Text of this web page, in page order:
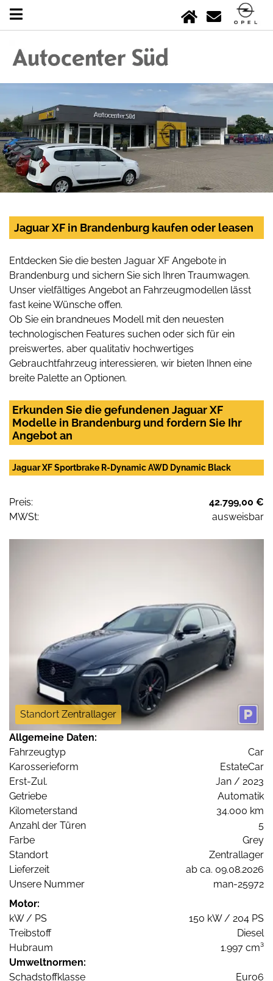
Jaguar XF in Brandenburg kaufen oder leasen
Entdecken Sie die besten Jaguar XF Angebote in
Brandenburg und sichern Sie sich Ihren Traumwagen.
Unser vielfältiges Angebot an Fahrzeugmodellen lässt
fast keine Wünsche offen.
Ob Sie ein brandneues Modell mit den neuesten
technologischen Features suchen oder sich für ein
preiswertes, aber qualitativ hochwertiges
Gebrauchtfahrzeug interessieren, wir bieten Ihnen eine
breite Palette an Optionen.
Erkunden Sie die gefundenen Jaguar XF
Modelle in Brandenburg und fordern Sie Ihr
Angebot an
Jaguar XF Sportbrake R-Dynamic AWD Dynamic Black
Preis:
42.799,00 €
MWSt:
ausweisbar
Standort Zentrallager
Allgemeine Daten:
Fahrzeugtyp
Car
Karosserieform
EstateCar
Erst-Zul.
Jan / 2023
Getriebe
Automatik
Kilometerstand
34.000 km
Anzahl der Türen
5
Farbe
Grey
Standort
Zentrallager
Lieferzeit
ab ca. 09.08.2026
Unsere Nummer
man-25972
Motor:
kW / PS
150 kW / 204 PS
Treibstoff
Diesel
Hubraum
1.997 cm³
Umweltnormen:
Schadstoffklasse
Euro6